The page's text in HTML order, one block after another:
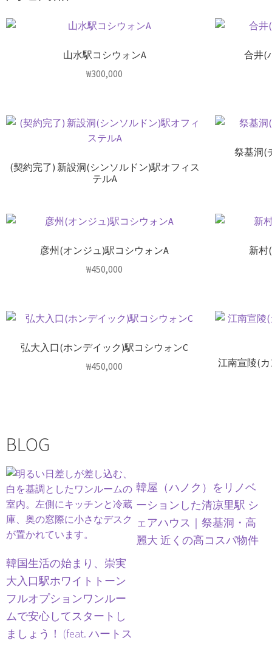
山水駅コシウォンA
₩300,000
合井(
(契約完了) 新設洞(シンソルドン)駅オフィス
テルA
祭基洞(
彦州(オンジュ)駅コシウォンA
₩450,000
新村
弘大入口(ホンデイック)駅コシウォンC
₩450,000 江南宣陵(
BLOG
韓国生活の始まり、崇実
大入口駅ホワイトトーン
フルオプションワンルー
ムで安心してスタートし
ましょう！ (feat. ハートス
韓屋（ハノク）をリノベ
ーションした清凉里駅 シ
ェアハウス｜祭基洞・高
麗大 近くの高コスパ物件